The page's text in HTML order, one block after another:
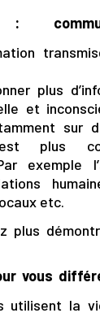
:
plus
et
sur
plus
exemple
etc.
plus
vous
utilisent la